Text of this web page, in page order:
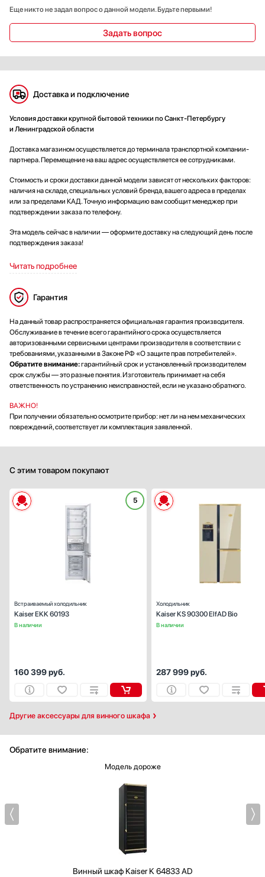
Еще никто не задал вопрос о данной модели. Будьте первыми!
Задать вопрос
Доставка и подключение
Условия доставки крупной бытовой техники по Санкт-Петербургу
и Ленинградской области
Доставка магазином осуществляется до терминала транспортной компании-
партнера. Перемещение на ваш адрес осуществляется ее сотрудниками.
Стоимость и сроки доставки данной модели зависят от нескольких факторов:
наличия на складе, специальных условий бренда, вашего адреса в пределах
или за пределами КАД. Точную информацию вам сообщит менеджер при
подтверждении заказа по телефону.
Эта модель сейчас в наличии — оформите доставку на следующий день после
подтверждения заказа!
Читать подробнее
Гарантия
На данный товар распространяется официальная гарантия производителя.
Обслуживание в течение всего гарантийного срока осуществляется
авторизованными сервисными центрами производителя в соответствии с
требованиями, указанными в Законе РФ «О защите прав потребителей».
Обратите внимание:гарантийный срок и установленный производителем
срок службы — это разные понятия. Изготовитель принимает на себя
ответственность по устранению неисправностей, если не указано обратного.
ВАЖНО!
При получении обязательно осмотрите прибор: нет ли на нем механических
повреждений, соответствует ли комплектация заявленной.
С этим товаром покупают
Другие аксессуары для винного шкафа
5
В наличии
Встраиваемый холодильник
Kaiser EKK 60193
холодильник с
160 399руб.
В наличии
Холодильник
Kaiser KS 90300 ElfAD Bio
287 999руб.
Обратите внимание:
Модель дороже
Винный шкафKaiser K 64833 AD